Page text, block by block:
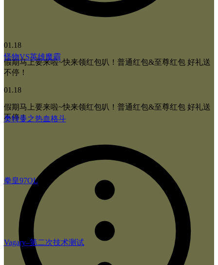
01.18
假期马上要来啦~快来领红包叭！普通红包&至尊红包 好礼送
不停！
01.18
假期马上要来啦~快来领红包叭！普通红包&至尊红包 好礼送
不停！
怪物VS英雄魔霸
奥特曼之热血格斗
拳皇97OL
Vagary–第二次技术测试